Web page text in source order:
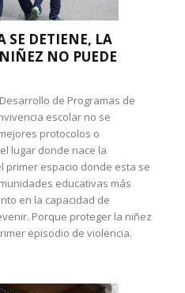
SE DETIENE, LA
NO PUEDE
de Programas de
escolar no se
protocolos o
lugar donde nace la
primer espacio donde esta se
educativas más
en la capacidad de
Porque proteger la niñez
episodio de violencia.